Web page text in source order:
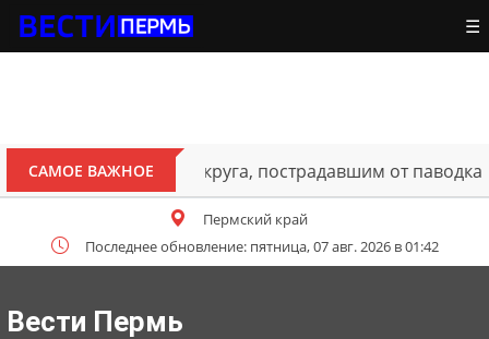
☰
САМОЕ ВАЖНОЕ
Октябрьского округа, пострадавшим от паводка
Пермский край
Последнее обновление: пятница, 07 авг. 2026 в 01:42
Вести Пермь